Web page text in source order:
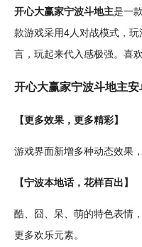
开心大赢家宁波斗地主是一
款游戏采用4人对战模式，
言，玩起来代入感极强。喜
开心大赢家宁波斗地主安
【更多效果，更多精彩】
游戏界面新增多种动态效果
【宁波本地话，花样百出】
酷、囧、呆、 萌的特色表情
更多欢乐元素。